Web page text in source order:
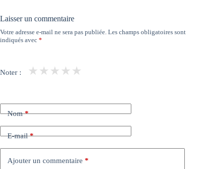
Laisser un commentaire
Votre adresse e-mail ne sera pas publiée. Les champs obligatoires sont
indiqués avec *
Noter : ★
★
★
★
★
Nom*
E-mail*
Ajouter un commentaire *